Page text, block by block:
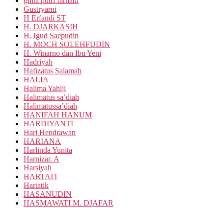
Gustryarni
H Erfandi ST
H. DJARKASIH
H. Igud Saepudin
H. MOCH SOLEHFUDIN
H. Winarno dan Ibu Yeni
Hadriyah
Hafizatus Salamah
HALIA
Halima Yahiji
Halimatus sa’diah
Halimatussa’diah
HANIFAH HANUM
HARDIYANTI
Hari Hendrawan
HARIANA
Harlinda Yunita
Harnizar. A
Harsiyah
HARTATI
Hartatik
HASANUDIN
HASMAWATI M. DJAFAR